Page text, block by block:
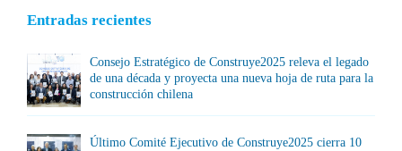
Entradas recientes
Consejo Estratégico de Construye2025 releva el legado
de una década y proyecta una nueva hoja de ruta para la
construcción chilena
Último Comité Ejecutivo de Construye2025 cierra 10